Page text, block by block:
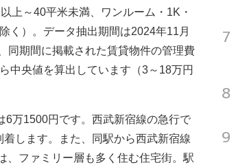
上～40平米未満、ワンルーム・1K・
く）。データ抽出期間は2024年11月
同期間に掲載された賃貸物件の管理費
中央値を算出しています（3～18万円
万1500円です。西武新宿線の急行で
します。また、同駅から西武新宿線
、ファミリー層も多く住む住宅街。駅